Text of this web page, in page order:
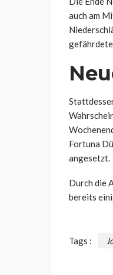
auch am
Fortuna
angesetzt.
Durch die
bereits
Tags :